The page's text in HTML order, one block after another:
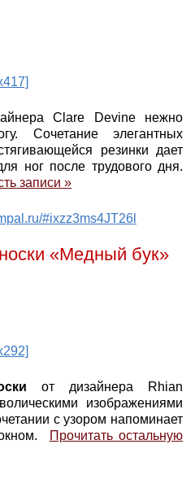
Clare Devine нежно
Сочетание элегантных
резинки дает
ног после трудового дня.
записи »
#ixzz3ms4JT26l
«Медный бук»
от дизайнера Rhian
изображениями
с узором напоминает
Прочитать остальную